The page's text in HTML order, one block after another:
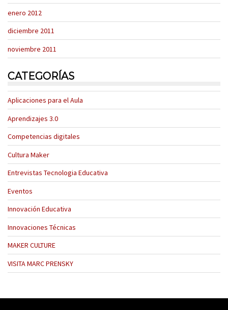
enero 2012
diciembre 2011
noviembre 2011
CATEGORÍAS
Aplicaciones para el Aula
Aprendizajes 3.0
Competencias digitales
Cultura Maker
Entrevistas Tecnologia Educativa
Eventos
Innovación Educativa
Innovaciones Técnicas
MAKER CULTURE
VISITA MARC PRENSKY